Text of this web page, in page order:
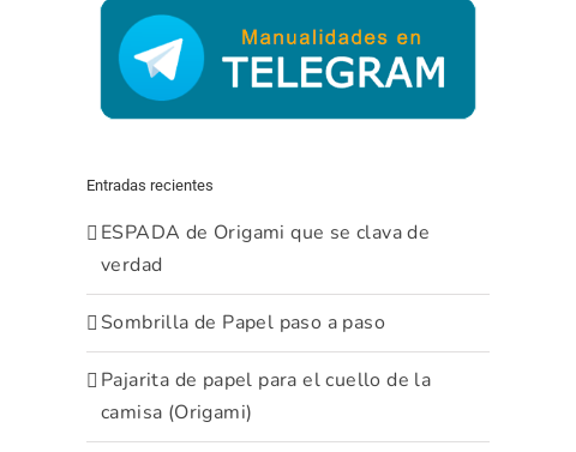
Entradas recientes
ESPADA de Origami que se clava de
verdad
Sombrilla de Papel paso a paso
Pajarita de papel para el cuello de la
camisa (Origami)